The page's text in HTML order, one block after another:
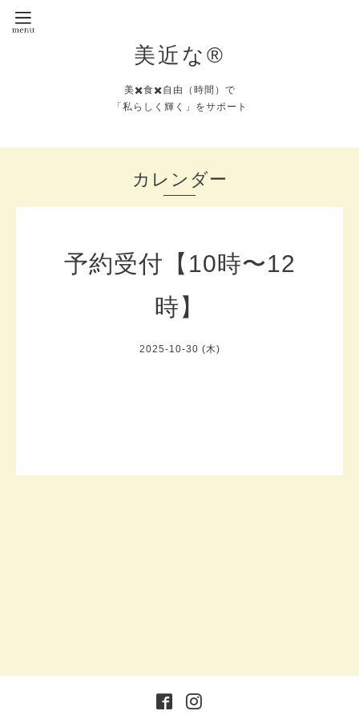
美近な®︎
美✖️食✖️自由（時間）で
「私らしく輝く」をサポート
カレンダー
予約受付【10時〜12
時】
2025-10-30 (木)